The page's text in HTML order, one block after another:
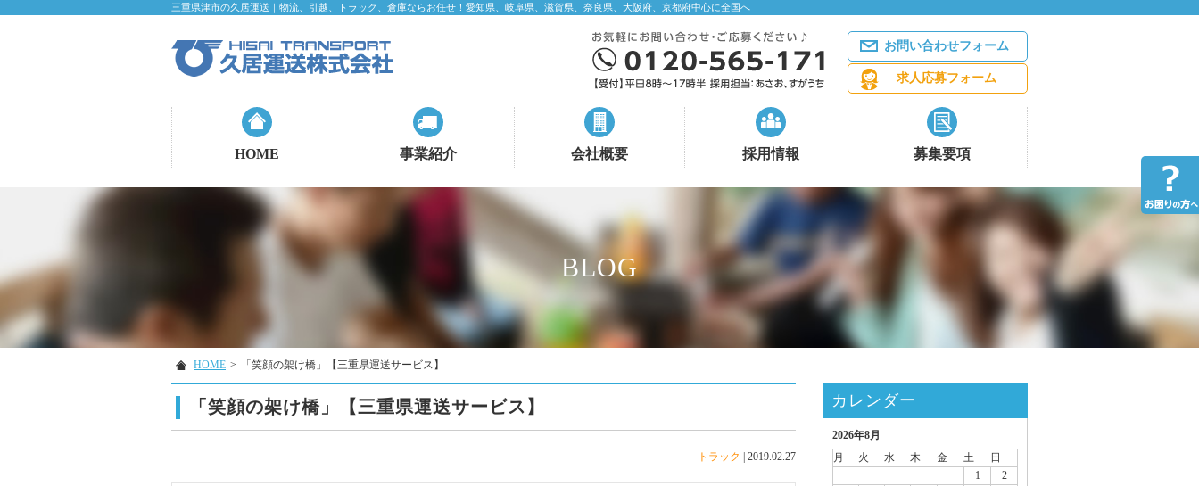
三重県津市の久居運送｜物流、引越、トラック、倉庫ならお任せ！愛知県、岐阜県、滋賀県、奈良県、大阪府、京都府中心に全国へ
お問い合わせフォーム
求人応募フォーム
HOME 事業紹介 会社概要 採用情報 募集要項
BLOG
HOME > 「笑顔の架け橋」【三重県運送サービス】
「笑顔の架け橋」【三重県運送サービス】
トラック 2019.02.27
カレンダー
2026年8月
月
火 水 木 金 土
日
1
2